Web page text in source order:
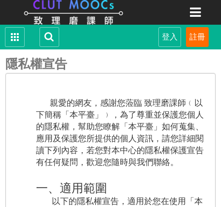
隱私權宣告
親愛的網友，感謝您蒞臨 致理磨課師﹙以
下簡稱「本平臺」﹚，為了尊重並保護您個人
的隱私權，幫助您瞭解「本平臺」如何蒐集、
應用及保護您所提供的個人資訊，請您詳細閱
讀下列內容，若您對本中心的隱私權保護宣告
有任何疑問，歡迎您隨時與我們聯絡。
一、適用範圍
以下的隱私權宣告，適用於您在使用「本